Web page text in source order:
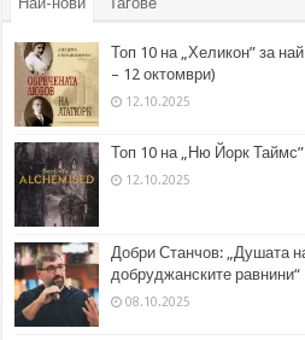
Топ 10 на „Хеликон” за
– 12 октомври)
12.10.2025
Топ 10 на „Ню Йорк
12.10.2025
Добри Станчов: „Душата
добруджанските равнини“
08.10.2025